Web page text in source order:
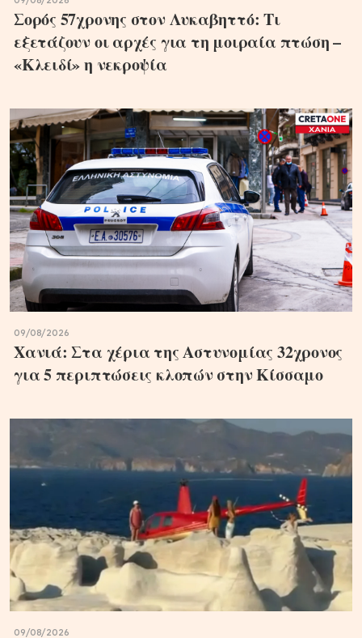
Σορός 57χρονης στον Λυκαβηττό: Τι
εξετάζουν οι αρχές για τη μοιραία πτώση –
«Κλειδί» η νεκροψία
09/08/2026
Χανιά: Στα χέρια της Αστυνομίας 32χρονος
για 5 περιπτώσεις κλοπών στην Κίσσαμο
09/08/2026